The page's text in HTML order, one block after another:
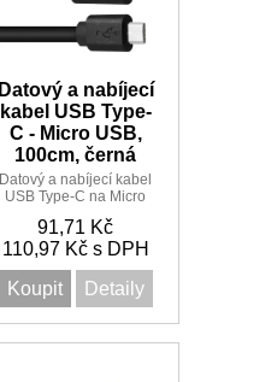
Datový a nabíjecí
kabel USB Type-
C - Micro USB,
100cm, černá
Datový a nabíjecí kabel
USB Type-C na Micro
91,71 Kč
110,97 Kč s DPH
Koupit
Detaily